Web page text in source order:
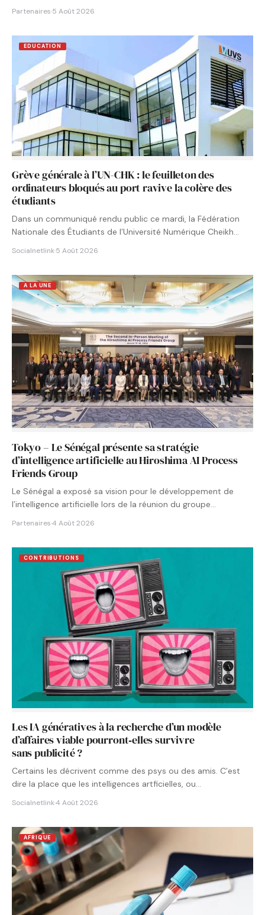
Partenaires·5 Août 2026
EDUCATION
Grève générale à l’UN-CHK : le feuilleton des
ordinateurs bloqués au port ravive la colère des
étudiants
Dans un communiqué rendu public ce mardi, la Fédération
Nationale des Étudiants de l’Université Numérique Cheikh
Socialnetlink·5 Août 2026
A LA UNE
Tokyo – Le Sénégal présente sa stratégie
d’intelligence artificielle au Hiroshima AI Process
Friends Group
Le Sénégal a exposé sa vision pour le développement de
l’intelligence artificielle lors de la réunion du groupe…
Partenaires·4 Août 2026
CONTRIBUTIONS
Les IA génératives à la recherche d’un modèle
d’affaires viable pourront‑elles survivre
sans publicité ?
Certains les décrivent comme des psys ou des amis. C’est
dire la place que les intelligences artficielles, ou…
Socialnetlink·4 Août 2026
AFRIQUE